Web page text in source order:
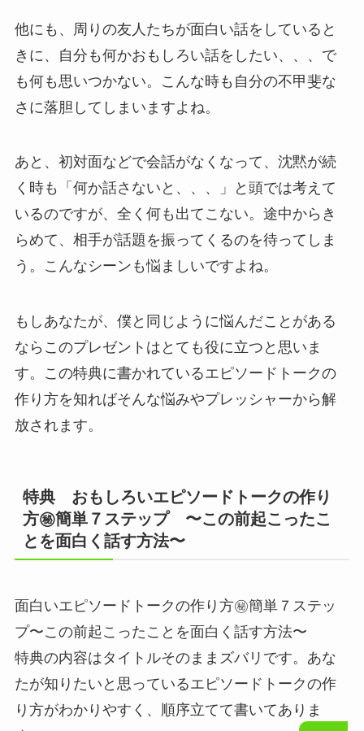
他にも、周りの友人たちが面白い話をしていると
きに、自分も何かおもしろい話をしたい、、、で
も何も思いつかない。こんな時も自分の不甲斐な
さに落胆してしまいますよね。
あと、初対面などで会話がなくなって、沈黙が続
く時も「何か話さないと、、、」と頭では考えて
いるのですが、全く何も出てこない。途中からき
らめて、相手が話題を振ってくるのを待ってしま
う。こんなシーンも悩ましいですよね。
もしあなたが、僕と同じように悩んだことがある
ならこのプレゼントはとても役に立つと思いま
す。
この特典に書かれているエピソードトークの
作り方を知ればそんな悩みやプレッシャーから解
放されます。
特典 おもしろいエピソードトークの作り
方㊙︎簡単７ステップ 〜この前起こったこ
とを面白く話す方法〜
面白いエピソードトークの作り方㊙︎簡単７ステッ
プ〜この前起こったことを面白く話す方法〜
特典の内容はタイトルそのままズバリです。あな
たが知りたいと思っているエピソードトークの作
り方がわかりやすく、順序立てて書いてありま